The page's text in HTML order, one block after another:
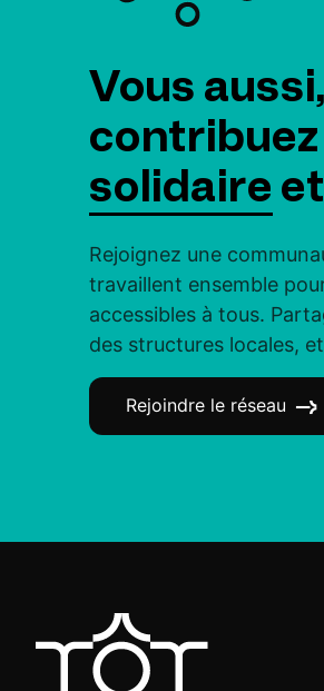
Vous aussi,
contribuez
solidaire et
Rejoignez une
travaillent ensemble
accessibles à tous.
des structures locales,
Rejoindre le réseau